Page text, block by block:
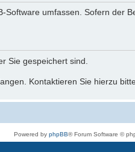
umfassen. Sofern der
Sie gespeichert sind.
Kontaktieren Sie hierzu
Powered by phpBB® Forum Software ©